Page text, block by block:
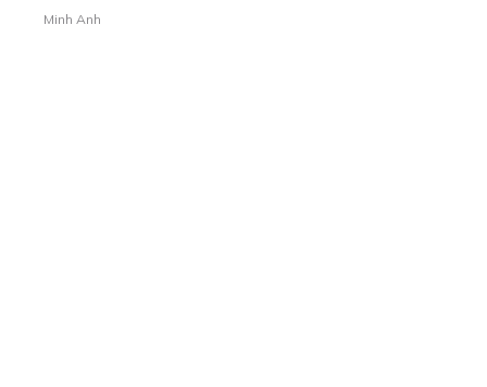
Minh Anh